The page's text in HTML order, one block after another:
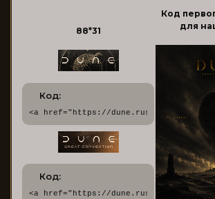
88*31
Код:
<a href="https://dune.rusff.me/"
Код:
<a href="https://dune.rusff.me/"
Код
для